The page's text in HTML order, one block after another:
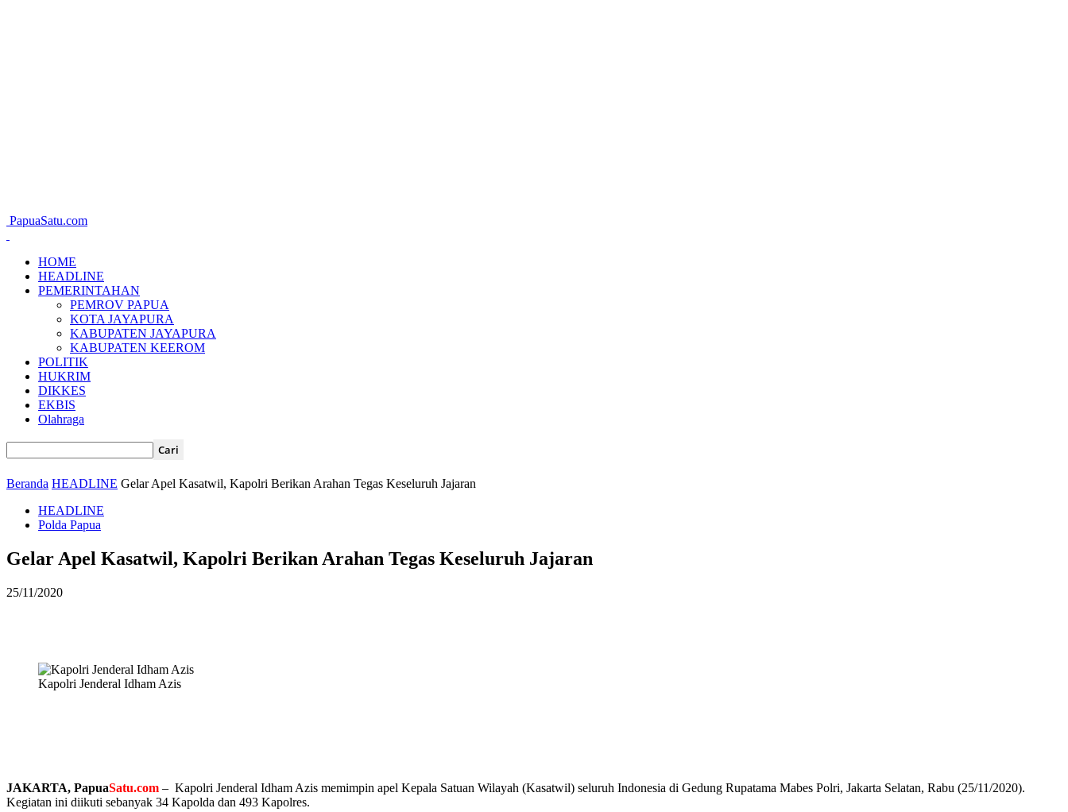
PapuaSatu.com
HOME
HEADLINE
PEMERINTAHAN
PEMROV PAPUA
KOTA JAYAPURA
KABUPATEN JAYAPURA
KABUPATEN KEEROM
POLITIK
HUKRIM
DIKKES
EKBIS
Olahraga
Beranda HEADLINE Gelar Apel Kasatwil, Kapolri Berikan Arahan Tegas Keseluruh Jajaran
HEADLINE
Polda Papua
Gelar Apel Kasatwil, Kapolri Berikan Arahan Tegas Keseluruh Jajaran
25/11/2020
Kapolri Jenderal Idham Azis
JAKARTA, PapuaSatu.com – Kapolri Jenderal Idham Azis memimpin apel Kepala Satuan Wilayah (Kasatwil) seluruh Indonesia di Gedung Rupatama Mabes Polri, Jakarta Selatan, Rabu (25/11/2020).
Kegiatan ini diikuti sebanyak 34 Kapolda dan 493 Kapolres.